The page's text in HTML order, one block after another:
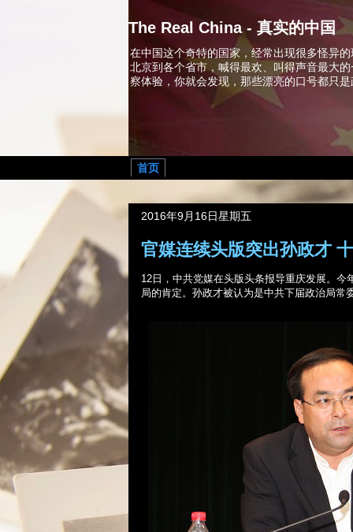
The Real China - 真实的中国
在中国这个奇特的国家，经常出现很多怪异
北京到各个省市，喊得最欢、叫得声音最大
察体验，你就会发现，那些漂亮的口号都只
首页
2016年9月16日星期五
官媒连续头版突出孙政才
12 日，中共党媒在头版头条报导重庆发展。
局的肯定。孙政才被认为是中共下届政治局常